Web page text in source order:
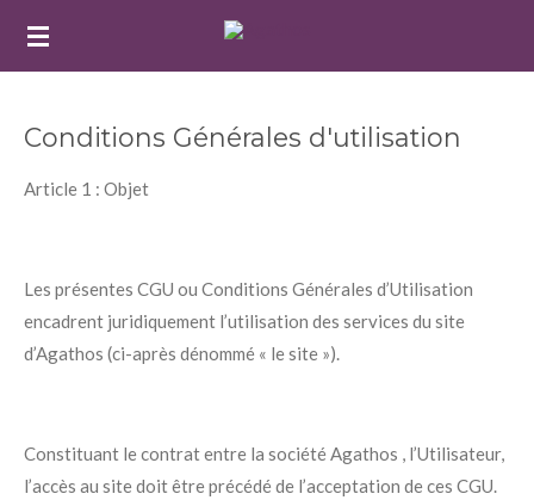
Passer
principal
Conditions Générales d'utilisation
Article 1 : Objet
Les présentes CGU ou Conditions Générales d’Utilisation
encadrent juridiquement l’utilisation des services du site
d’Agathos (ci-après dénommé « le site »).
Constituant le contrat entre la société Agathos , l’Utilisateur,
l’accès au site doit être précédé de l’acceptation de ces CGU.